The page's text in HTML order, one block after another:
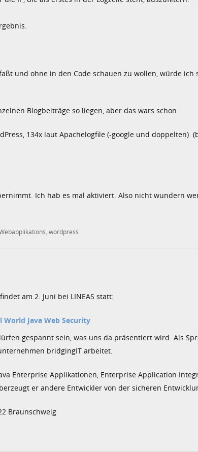
und ohne in den Code schauen zu wollen, würde ich
Blogbeiträge so liegen, aber das wars schon.
134x laut Apachelogfile (-google und doppelten)
Ich hab es mal aktiviert. Also nicht wundern
wordpress
am 2. Juni bei LINEAS statt:
World Java Web Security
gespannt sein, was uns da präsentiert wird. Als
bridgingIT arbeitet.
Enterprise Applikationen, Enterprise Application
er andere Entwickler von der sicheren
Braunschweig